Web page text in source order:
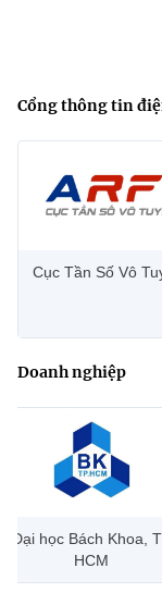
Cổng thông tin
Cục Tần Số Vô
Doanh nghiệp
Đại học Bách Khoa,
HCM